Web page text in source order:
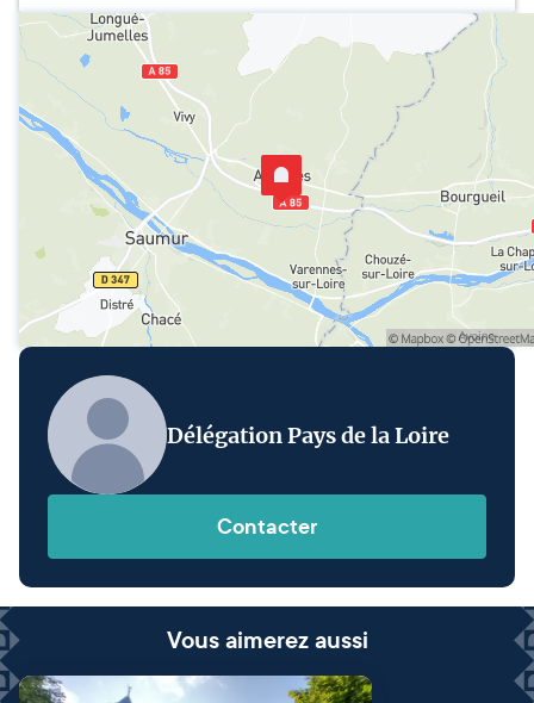
Délégation Pays de la Loire
Contacter
Vous aimerez aussi